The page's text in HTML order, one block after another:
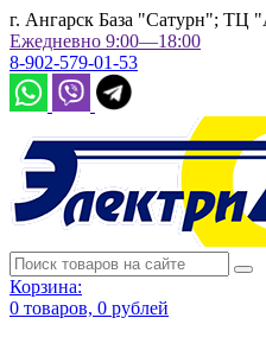
г. Ангарск База "Сатурн"; ТЦ
Ежедневно 9:00—18:00
8-902-579-01-53
Корзина:
0 товаров, 0 рублей